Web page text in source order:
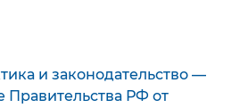
и законодательство —
Правительства РФ от